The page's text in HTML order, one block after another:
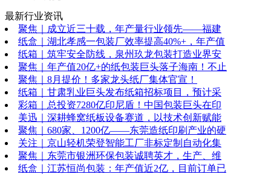
最新行业资讯
聚焦｜成立近三十载，年产量行业领先——福建
纸盒｜湖北孝感一包装厂效率提高40%+，年产值
纸箱｜筑牢安全防线，泉州玖龙包装打造业界安
聚焦｜年产值20亿+的纸包装巨头落子海南！不止
聚焦｜8月提价！多家龙头纸厂集体官宣！
纸箱｜甘肃乳业巨头发布纸箱招标项目，预计采
彩箱｜总投资7280亿印尼盾！中国包装巨头在印
美迅｜深耕蜂窝纸板设备赛道，以技术创新赋能
聚焦｜680家、1200亿——东莞造纸印刷产业的硬
关注｜京山轻机荣登智能工厂非标定制自动化集
聚焦｜东莞市银洲环保包装诚聘英才，生产、维
纸盒｜江苏恒尚包装：年产值近2亿，目前订单已